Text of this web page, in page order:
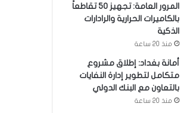
المرور العامة: تجهيز 50 تقاطعاً
بالكاميرات الحرارية والرادارات
الذكية
منذ 20 ساعة
أمانة بغداد: إطلاق مشروع
متكامل لتطوير إدارة النفايات
بالتعاون مع البنك الدولي
منذ 20 ساعة